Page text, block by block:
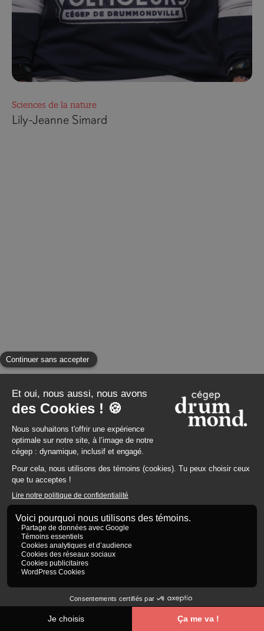
Sciences de la nature
Lily-Jeanne Simard
Sciences humaines avec mathématiques
Marie-Loup Racine